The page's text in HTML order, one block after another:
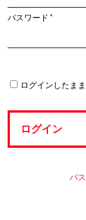
パスワード*必
ログインしたま
ログイン
パ